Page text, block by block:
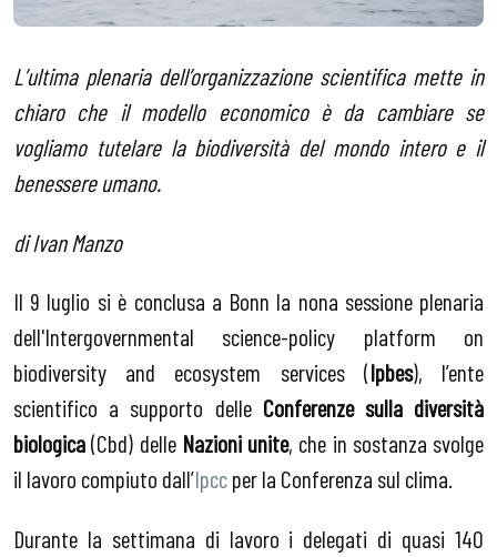
L’ultima plenaria dell’organizzazione scientifica mette in
chiaro che il modello economico è da cambiare se
vogliamo tutelare la biodiversità del mondo intero e il
benessere umano.
di Ivan Manzo
Il 9 luglio si è conclusa a Bonn la nona sessione plenaria
dell'Intergovernmental science-policy platform on
biodiversity and ecosystem services (Ipbes), l’ente
scientifico a supporto delle Conferenze sulla diversità
biologica(Cbd) delle Nazioni unite, che in sostanza svolge
il lavoro compiuto dall’Ipccper la Conferenza sul clima.
Durante la settimana di lavoro i delegati di quasi 140